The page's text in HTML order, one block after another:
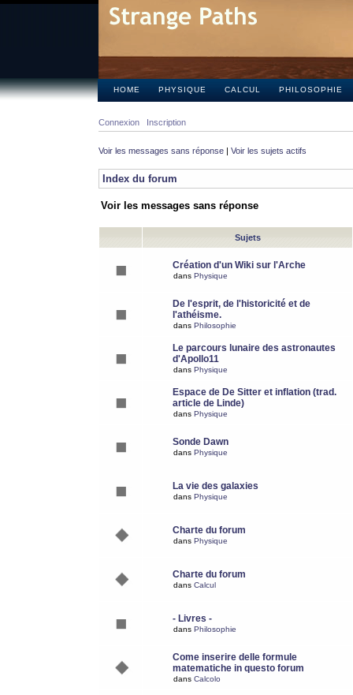
HOME PHYSIQUE CALCUL PHILOSOPHIE
Connexion Inscription
Voir les messages sans réponse | Voir les sujets actifs
Index du forum
Voir les messages sans réponse
Sujets
Création d'un Wiki sur l'Arche
dans Physique
De l'esprit, de l'historicité et de
l'athéisme.
dans Philosophie
Le parcours lunaire des astronautes
d'Apollo11
dans Physique
Espace de De Sitter et inflation (trad.
article de Linde)
dans Physique
Sonde Dawn
dans Physique
La vie des galaxies
dans Physique
Charte du forum
dans Physique
Charte du forum
dans Calcul
- Livres -
dans Philosophie
Come inserire delle formule
matematiche in questo forum
dans Calcolo